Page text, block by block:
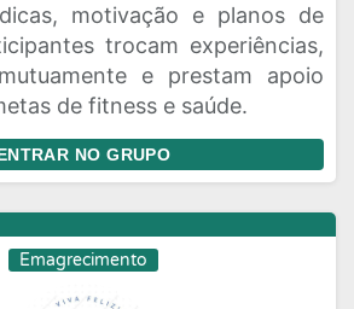
motivação e planos de
trocam experiências,
e prestam apoio
de fitness e saúde.
NO GRUPO
Emagrecimento